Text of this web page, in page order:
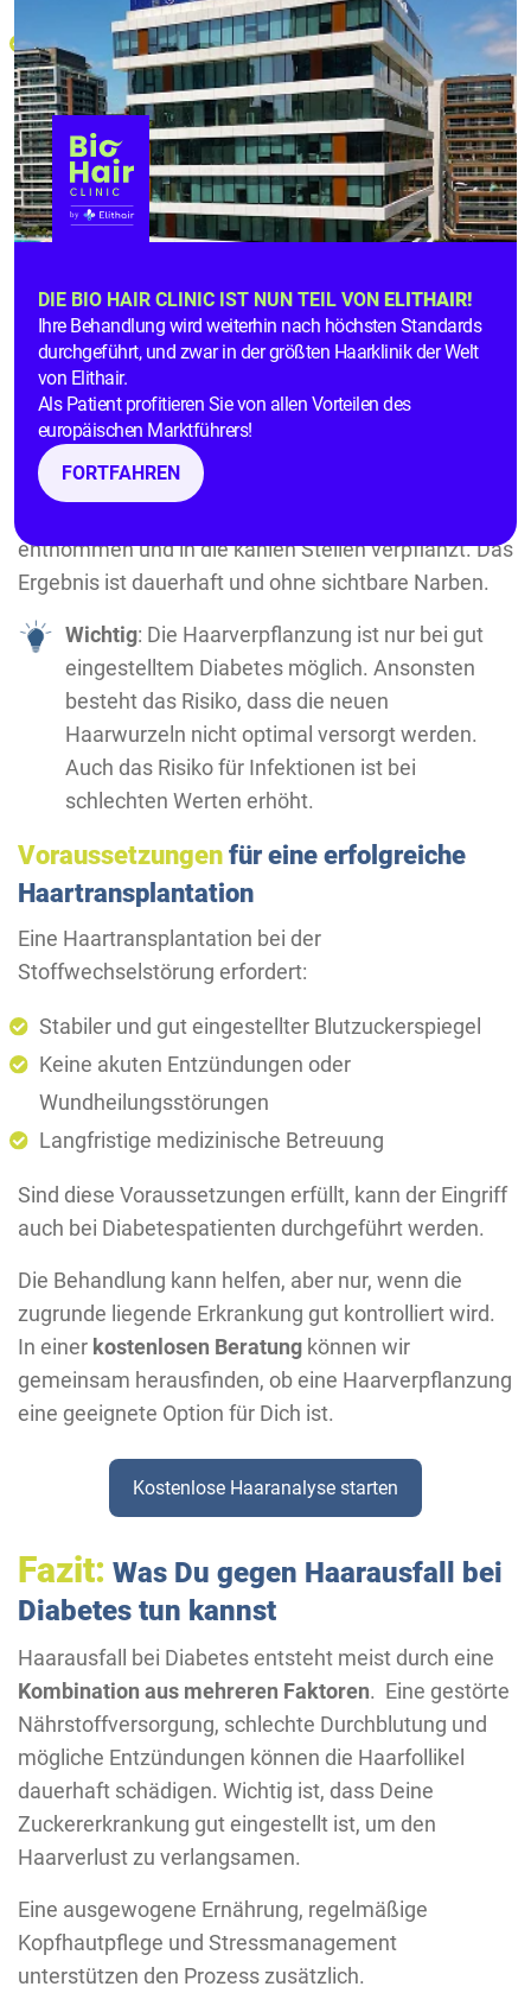
neues Haarwachstum.
Stressmanagement: Dauerhafter Stress kann den
Hormonhaushalt durcheinanderbringen und das
Haarwachstum hemmen. AusreichendSchlafund
Bewegung hilft Deinem Körper, sich zu erholen.
Was tun, wenn die Haare nicht mehr
Wenn dieHaarfollikel irreversibel geschädigtsind,
kann weder ein gut eingestellter Diabetes, noch eine
Nährstoffergänzung das Haarwachstum
zurückbringen.
In solchen Fällen bietet sich eine
Haartransplantation
entnommen und in die kahlen Stellen verpflanzt. Das
Ergebnis ist dauerhaft und ohne sichtbare Narben.
Wichtig: Die Haarverpflanzung ist nur bei gut
eingestelltem Diabetes möglich. Ansonsten
besteht das Risiko, dass die neuen
Haarwurzeln nicht optimal versorgt werden.
Auch das Risiko für Infektionen ist bei
schlechten Werten erhöht.
Voraussetzungen für eine erfolgreiche
Haartransplantation
Eine Haartransplantation bei der
Stoffwechselstörung erfordert:
Stabiler und gut eingestellter Blutzuckerspiegel
Keine akuten Entzündungen oder
Wundheilungsstörungen
Langfristige medizinische Betreuung
Sind diese Voraussetzungen erfüllt, kann der Eingriff
auch bei Diabetespatienten durchgeführt werden.
Die Behandlung kann helfen, aber nur, wenn die
zugrunde liegende Erkrankung gut kontrolliert wird.
In einer kostenlosen Beratung können wir
gemeinsam herausfinden, ob eine Haarverpflanzung
eine geeignete Option für Dich ist.
Kostenlose Haaranalyse starten
Fazit: Was Du gegen Haarausfall bei
Diabetes tun kannst
Haarausfall bei Diabetes entsteht meist durch eine
Kombination aus mehreren Faktoren. Eine gestörte
Nährstoffversorgung, schlechte Durchblutung und
mögliche Entzündungen können die Haarfollikel
dauerhaft schädigen. Wichtig ist, dass Deine
Zuckererkrankung gut eingestellt ist, um den
Haarverlust zu verlangsamen.
Eine ausgewogene Ernährung, regelmäßige
Kopfhautpflege und Stressmanagement
unterstützen den Prozess zusätzlich.
DIE BIO HAIR CLINIC IST NUN TEIL VON ELITHAIR!
Ihre Behandlung wird weiterhin nach höchsten Standards
durchgeführt, und zwar in der größten Haarklinik der Welt
von Elithair.
Als Patient profitieren Sie von allen Vorteilen des
europäischen Marktführers!
FORTFAHREN